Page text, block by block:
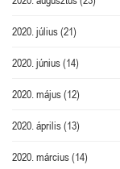
2020. július(21)
2020. június(14)
2020. május(12)
2020. április(13)
2020. március(14)